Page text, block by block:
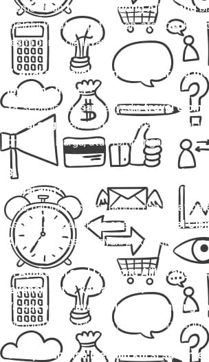
Pemesanantravel Cibinong Ajibarang
melalui WhatsApp, telepon, atau
resmi penyedia layanan.
7. Apakah travel Cibinong Ajibarang
layanan charter?
Ya, sebagian besar penyediatravel
Ajibarang menawarkan layanan charter
pribadi, keluarga, atau rombongan.
8. Apakah bisa membawa barang
Ajibarang?
Bisa, namun pastikan ukuran dan berat
ketentuan. Beberapa operator
travel
Ajibarang
juga melayani paket kilat.
9. Apakah travel Cibinong Ajibarang
layanan antar ke bandara ?
Ya, ada opsi
travel Cibinong Ajibarang
mengantar ke Bandara , baik secara
10. Apakah bisa memilih kursi saat